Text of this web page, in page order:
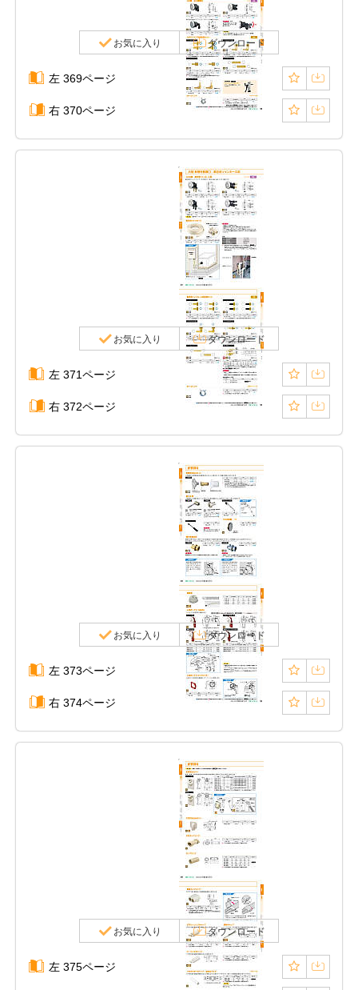
お気に入り ダウンロード
左 369ページ
右 370ページ
お気に入り ダウンロード
左 371ページ
右 372ページ
お気に入り ダウンロード
左 373ページ
右 374ページ
お気に入り ダウンロード
左 375ページ